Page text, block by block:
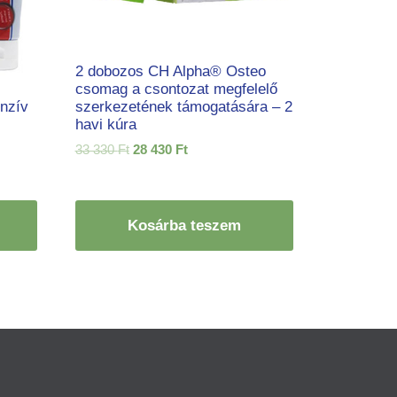
2 dobozos CH Alpha® Osteo
csomag a csontozat megfelelő
szerkezetének támogatására – 2
havi kúra
33 330Ft Original
33
330 Ft.
28 430 FtCurrent
28
430 Ft.
Kosárba teszem